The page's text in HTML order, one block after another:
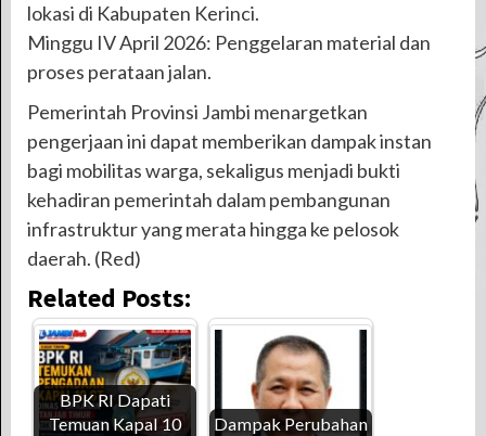
lokasi di Kabupaten Kerinci.
​Minggu IV April 2026: Penggelaran material dan
proses perataan jalan.
Pemerintah Provinsi Jambi menargetkan
pengerjaan ini dapat memberikan dampak instan
bagi mobilitas warga, sekaligus menjadi bukti
kehadiran pemerintah dalam pembangunan
infrastruktur yang merata hingga ke pelosok
daerah. (Red)
Related Posts:
BPK RI Dapati
Temuan Kapal 10
Dampak Perubahan